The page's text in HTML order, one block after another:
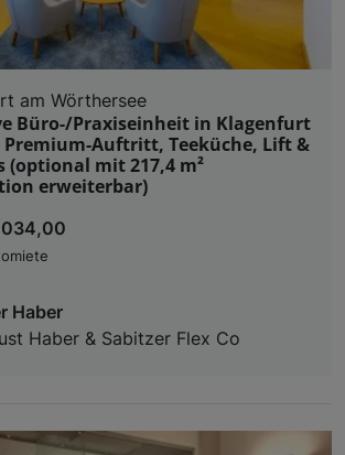
am Wörthersee
Büro-/Praxiseinheit in Klagenfurt
Premium-Auftritt, Teeküche, Lift &
(optional mit 217,4 m²
erweiterbar)
Haber
Haber & Sabitzer Flex Co